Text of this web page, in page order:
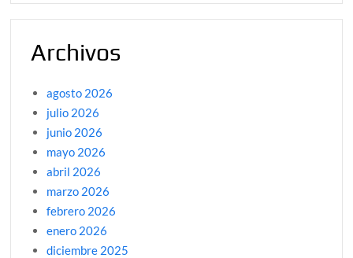
Archivos
agosto 2026
julio 2026
junio 2026
mayo 2026
abril 2026
marzo 2026
febrero 2026
enero 2026
diciembre 2025